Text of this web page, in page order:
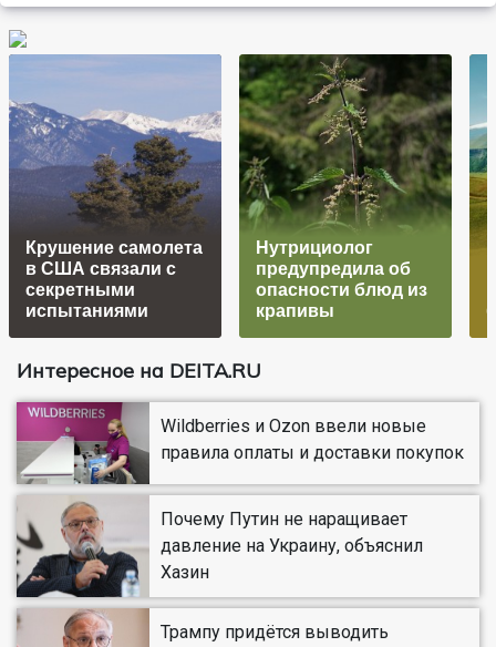
Крушение самолета
в США связали с
секретными
испытаниями
Нутрициолог
предупредила об
опасности блюд из
крапивы
Интересное на DEITA.RU
Wildberries и Ozon ввели новые
правила оплаты и доставки покупок
Почему Путин не наращивает
давление на Украину, объяснил
Хазин
Трампу придётся выводить